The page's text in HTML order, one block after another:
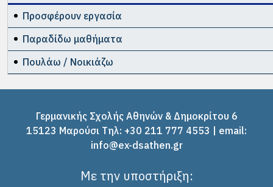
Προσφέρουν εργασία
Παραδίδω μαθήματα
Πουλάω / Νοικιάζω
Γερμανικής Σχολής Αθηνών & Δημοκρίτου 6
15123 Μαρούσι Tηλ: +30 211 777 4553 | email:
info@ex-dsathen.gr
Με την υποστήριξη: